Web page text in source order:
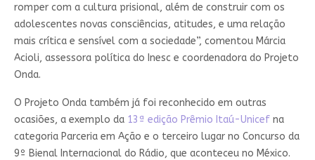
romper com a cultura prisional, além de construir com os
adolescentes novas consciências, atitudes, e uma relação
mais crítica e sensível com a sociedade”, comentou Márcia
Acioli, assessora política do Inesc e coordenadora do Projeto
Onda.
O Projeto Onda também já foi reconhecido em outras
ocasiões, a exemplo da 13ª edição Prêmio Itaú-Unicefna
categoria Parceria em Ação e o terceiro lugar no Concurso da
9º Bienal Internacional do Rádio, que aconteceu no México.